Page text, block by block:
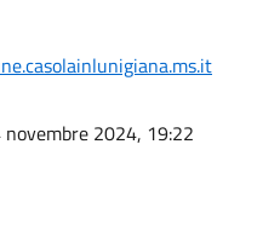
novembre 2024, 19:22